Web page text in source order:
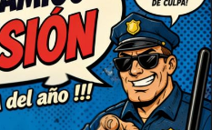
CHISTE